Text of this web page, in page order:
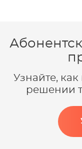
Узнайте,
решении